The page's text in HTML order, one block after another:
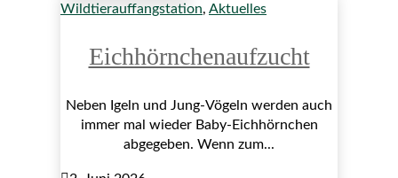
Wildtierauffangstation, Aktuelles
Eichhörnchenaufzucht
Neben Igeln und Jung-Vögeln werden auch
immer mal wieder Baby-Eichhörnchen
abgegeben. Wenn zum...